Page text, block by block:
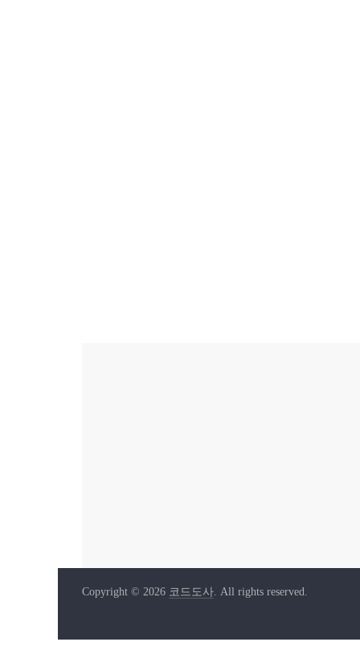
Copyright © 2026 코드도사. All rights reserved.